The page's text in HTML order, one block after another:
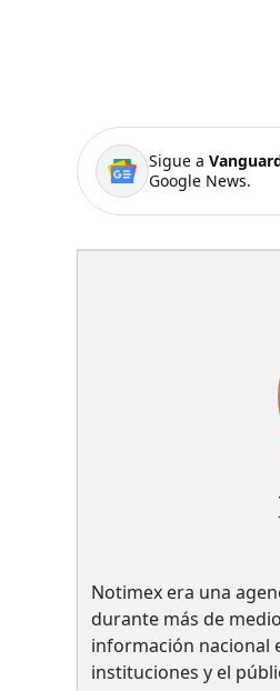
Sigue a
Google News.
Notimex era una
durante más de
información nacional
instituciones y el